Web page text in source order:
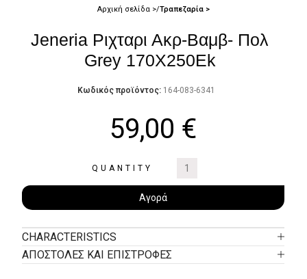
Αρχική σελίδα Τραπεζαρία
Jeneria Ριχταρι Ακρ-Βαμβ- Πολ
Grey 170X250Ek
Κωδικός προϊόντος: 164-083-6341
59,00 €
QUANTITY
Αγορά
CHARACTERISTICS
ΑΠΟΣΤΟΛΕΣ ΚΑΙ ΕΠΙΣΤΡΟΦΕΣ